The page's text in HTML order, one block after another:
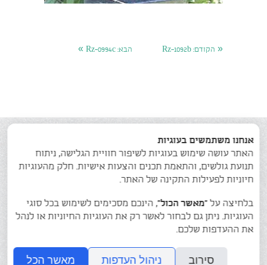
« הקודם: הבא: »
צרו קשר
גלריית הפסלים של רחל צימרמן בן-שחר
© כל הזכויות שמורות. 054-7654747
אנחנו משתמשים בעוגיות
האתר עושה שימוש בעוגיות לשיפור חוויית הגלישה, ניתוח
תנועת גולשים, והתאמת תכנים והצעות אישיות. חלק מהעוגיות
חיוניות לפעילות התקינה של האתר.
בלחיצה על “מאשר הכול”, הינכם מסכימים לשימוש בכל סוגי
העוגיות. ניתן גם לבחור לאשר רק את העוגיות החיוניות או לנהל
את ההעדפות שלכם.
סירוב ניהול העדפות מאשר הכל